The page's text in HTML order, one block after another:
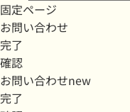
固定ページ
お問い合わせ
完了
確認
お問い合わせnew
完了